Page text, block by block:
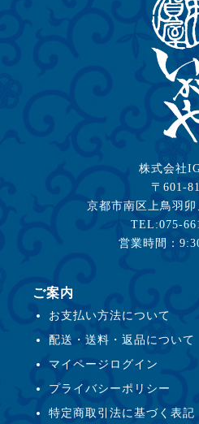
株式会社
〒601-
京都市南区上鳥羽
TEL:075-
営業時間：
ご案内
お支払い方法について
配送・送料・返品について
マイページログイン
プライバシーポリシー
特定商取引法に基づく表記